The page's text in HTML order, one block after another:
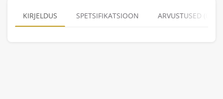
KIRJELDUS SPETSIFIKATSIOON ARVUSTUSED (0)